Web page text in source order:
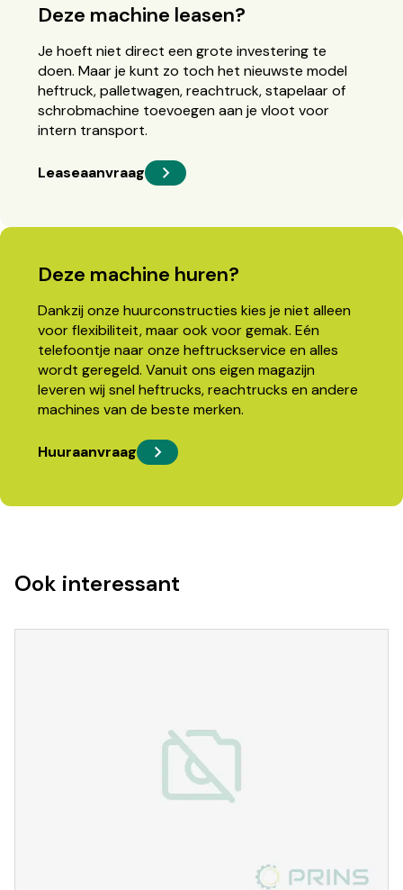
Deze machine leasen?
Je hoeft niet direct een grote investering te
doen. Maar je kunt zo toch het nieuwste model
heftruck, palletwagen, reachtruck, stapelaar of
schrobmachine toevoegen aan je vloot voor
intern transport.
Leaseaanvraag
Deze machine huren?
Dankzij onze huurconstructies kies je niet alleen
voor flexibiliteit, maar ook voor gemak. Eén
telefoontje naar onze heftruckservice en alles
wordt geregeld. Vanuit ons eigen magazijn
leveren wij snel heftrucks, reachtrucks en andere
machines van de beste merken.
Huuraanvraag
Ook interessant